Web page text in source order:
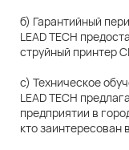
б) Гарантийный
LEAD TECH
струйный принтер
c) Техническое
LEAD TECH
предприятии в
кто заинтересован